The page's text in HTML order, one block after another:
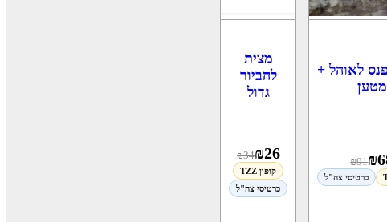
לאוהל +
מטען
₪
₪91
כרטיסי צה"ל
מצית
להביור
גדול
₪26
₪34
קופון TZZ
כרטיסי צה"ל